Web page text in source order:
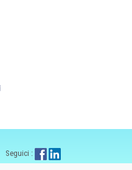
Seguici :